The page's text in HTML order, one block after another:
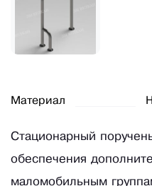
Материал
Стационарный
обеспечения
маломобильным